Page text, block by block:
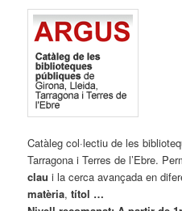
Catàleg col·lectiu de les
Tarragona i Terres de l’Ebre.
clau i la cerca avançada en
matèria, títol …